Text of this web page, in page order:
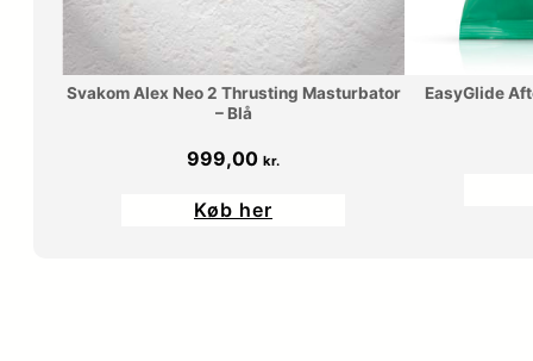
Svakom Alex Neo 2 Thrusting Masturbator
– Blå
999,00 kr.
Køb her
EasyGlide